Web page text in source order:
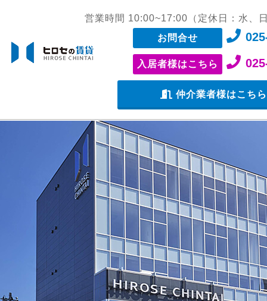
営業時間 10:00~17:00（定休日：水、
お問合せ
入居者様はこちら
仲介業者様はこち